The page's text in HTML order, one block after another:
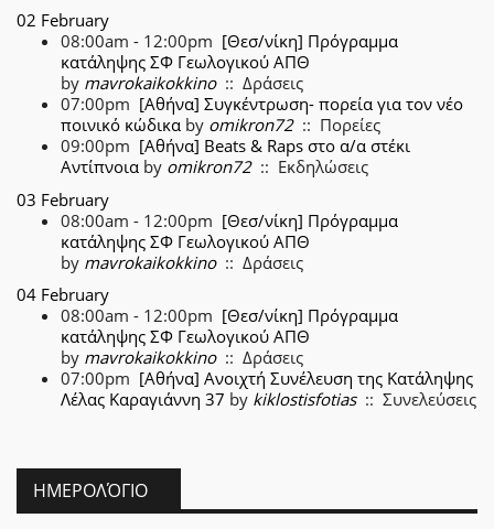
02 February
08:00am - 12:00pm [Θεσ/νίκη] Πρόγραμμα
κατάληψης ΣΦ Γεωλογικού ΑΠΘ
by mavrokaikokkino:: Δράσεις
07:00pm [Αθήνα] Συγκέντρωση- πορεία για τον νέο
ποινικό κώδικα by omikron72:: Πορείες
09:00pm [Αθήνα] Beats & Raps στο α/α στέκι
Αντίπνοια by omikron72:: Εκδηλώσεις
03 February
08:00am - 12:00pm [Θεσ/νίκη] Πρόγραμμα
κατάληψης ΣΦ Γεωλογικού ΑΠΘ
by mavrokaikokkino:: Δράσεις
04 February
08:00am - 12:00pm [Θεσ/νίκη] Πρόγραμμα
κατάληψης ΣΦ Γεωλογικού ΑΠΘ
by mavrokaikokkino:: Δράσεις
07:00pm [Αθήνα] Ανοιχτή Συνέλευση της Κατάληψης
Λέλας Καραγιάννη 37 by kiklostisfotias:: Συνελεύσεις
ΗΜΕΡΟΛΌΓΙΟ